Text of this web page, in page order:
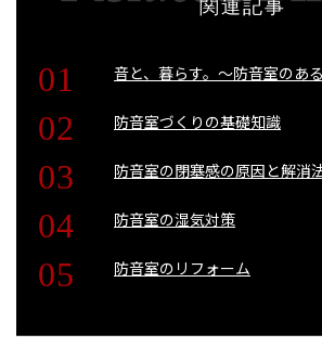
関連記事
音と、暮らす。〜防音室のあ
防音室づくりの基礎知識
防音室の閉塞感の原因と解消
防音室の湿気対策
防音室のリフォーム